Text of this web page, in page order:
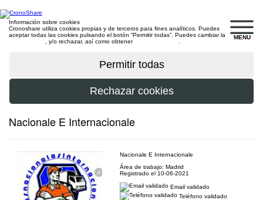
MENU
Información sobre cookies
Cronoshare utiliza cookies propias y de terceros para fines analíticos. Puedes
aceptar todas las cookies pulsando el botón “Permitir todas”. Puedes cambiar la
, y/o rechazar, así como obtener
Nacionale E Internacionale
Nacionale E Internacionale
Área de trabajo: Madrid
Registrado el 10-06-2021
Email validado
Teléfono validado